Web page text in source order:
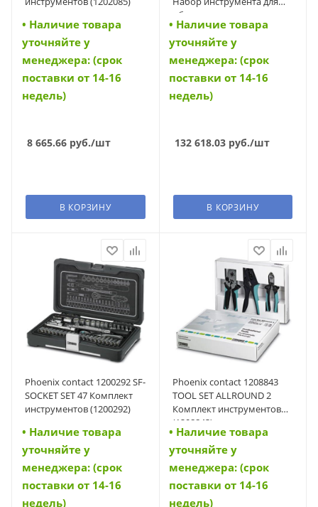
• Наличие товара
уточняйте у
менеджера: (срок
поставки от 14-16
недель)
8 665.66 руб./шт
В КОРЗИНУ
обжима наконечников,
Инструмент для обжима:
CTI 6 S, инструмент для
снятия изоляции: STRIPAX,
Диапазон обжимаемых
проводников, мин.: 5
(9202600000)
• Наличие товара
уточняйте у
менеджера: (срок
поставки от 14-16
недель)
132 618.03руб./шт
В КОРЗИНУ
Phoenix contact 1200292 SF-
SOCKET SET 47 Комплект
инструментов (1200292)
• Наличие товара
уточняйте у
менеджера: (срок
поставки от 14-16
недель)
Phoenix contact 1208843
TOOL SET ALLROUND 2
Комплект инструментов
(1208843)
• Наличие товара
уточняйте у
менеджера: (срок
поставки от 14-16
недель)